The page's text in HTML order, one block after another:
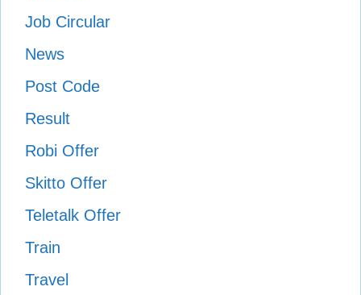
Job Circular
News
Post Code
Result
Robi Offer
Skitto Offer
Teletalk Offer
Train
Travel